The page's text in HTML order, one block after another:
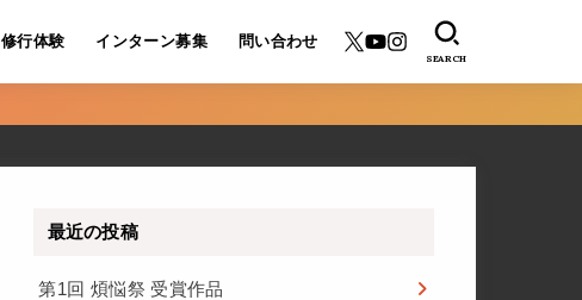
修行体験 インターン募集 問い合わせ
SEARCH
最近の投稿
第1回 煩悩祭 受賞作品